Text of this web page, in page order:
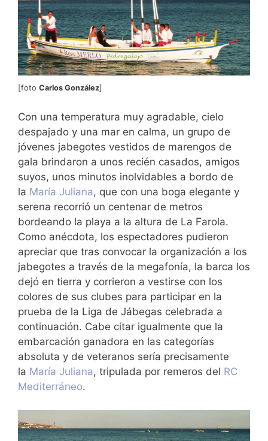
[foto Carlos González]
Con una temperatura muy agradable, cielo
despajado y una mar en calma, un grupo de
jóvenes jabegotes vestidos de marengos de
gala brindaron a unos recién casados, amigos
suyos, unos minutos inolvidables a bordo de
la María Juliana, que con una boga elegante y
serena recorrió un centenar de metros
bordeando la playa a la altura de La Farola.
Como anécdota, los espectadores pudieron
apreciar que tras convocar la organización a los
jabegotes a través de la megafonía, la barca los
dejó en tierra y corrieron a vestirse con los
colores de sus clubes para participar en la
prueba de la Liga de Jábegas celebrada a
continuación. Cabe citar igualmente que la
embarcación ganadora en las categorías
absoluta y de veteranos sería precisamente
la María Juliana, tripulada por remeros del RC
Mediterráneo.